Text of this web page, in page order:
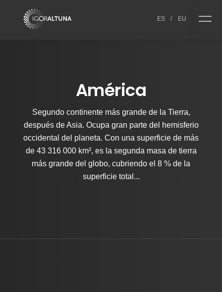
ES / EU
América
Segundo continente más grande de la Tierra,
después de Asia. Ocupa gran parte del hemisferio
occidental del planeta. Con una superficie de más
de 43 316 000 km², es la segunda masa de tierra
más grande del globo, cubriendo el 8 % de la
superficie total...